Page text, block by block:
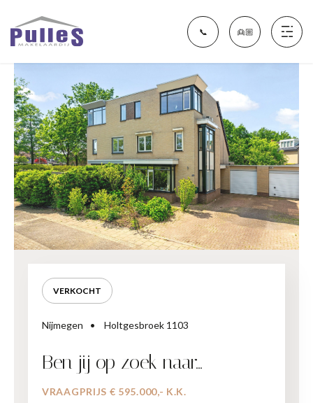
Aanbod
Financieel Fit Nijmegen
Diensten
Over ons
📞 👱🏼
VERKOCHT
Nijmegen Holtgesbroek 1103
Ben jij op zoek naar…
VRAAGPRIJS € 595.000,- K.K.